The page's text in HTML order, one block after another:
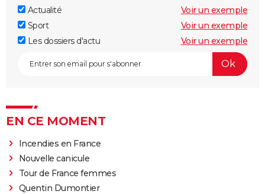
Actualité
Voir un exemple
Sport
Voir un exemple
Les dossiers d'actu
Voir un exemple
EN CE MOMENT
Incendies en France
Nouvelle canicule
Tour de France femmes
Quentin Dumontier